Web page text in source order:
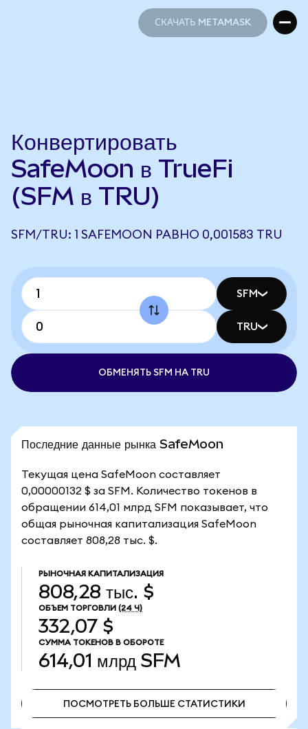
СКАЧАТЬ METAMASK
Конвертировать
SafeMoon в TrueFi
(SFM в TRU)
SFM/TRU: 1 SAFEMOON РАВНО 0,001583 TRU
SFM
TRU
ОБМЕНЯТЬ SFM НА TRU
Последние данные рынка SafeMoon
Текущая цена SafeMoon составляет
0,00000132 $ за SFM. Количество токенов в
обращении 614,01 млрд SFM показывает, что
общая рыночная капитализация SafeMoon
составляет 808,28 тыс. $.
РЫНОЧНАЯ КАПИТАЛИЗАЦИЯ
808,28 тыс. $
ОБЪЕМ ТОРГОВЛИ (24 Ч)
332,07 $
СУММА ТОКЕНОВ В ОБОРОТЕ
614,01 млрд SFM
ПОСМОТРЕТЬ БОЛЬШЕ СТАТИСТИКИ